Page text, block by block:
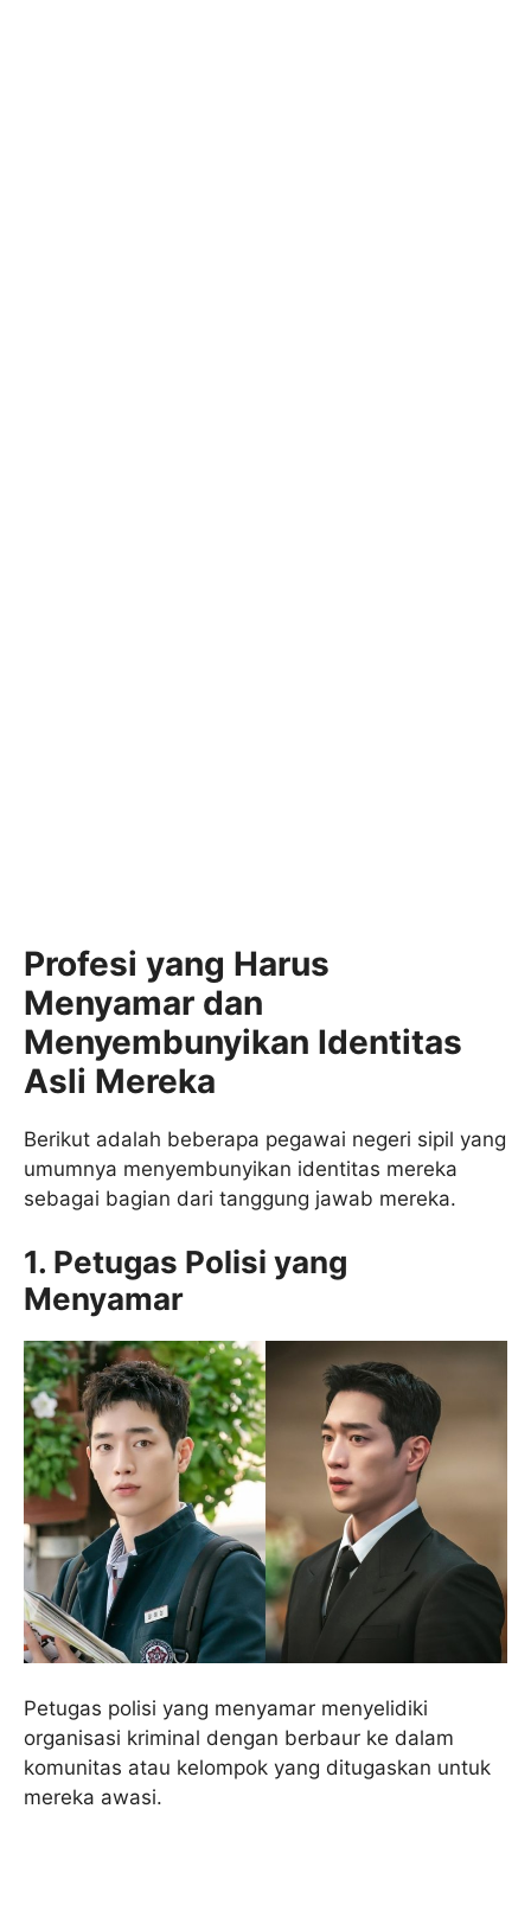
Profesi yang Harus
Menyamar dan
Menyembunyikan Identitas
Asli Mereka
Berikut adalah beberapa pegawai negeri sipil yang
umumnya menyembunyikan identitas mereka
sebagai bagian dari tanggung jawab mereka.
1. Petugas Polisi yang
Menyamar
Petugas polisi yang menyamar menyelidiki
organisasi kriminal dengan berbaur ke dalam
komunitas atau kelompok yang ditugaskan untuk
mereka awasi.